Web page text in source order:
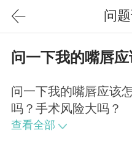
问
问一下我的嘴唇
问一下我的嘴唇应该
吗？手术风险大吗？
查看全部